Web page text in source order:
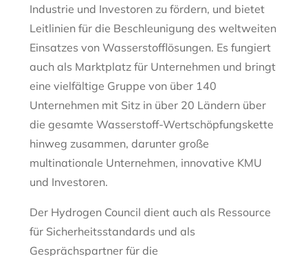
Industrie und Investoren zu fördern, und bietet
Leitlinien für die Beschleunigung des weltweiten
Einsatzes von Wasserstofflösungen. Es fungiert
auch als Marktplatz für Unternehmen und bringt
eine vielfältige Gruppe von über 140
Unternehmen mit Sitz in über 20 Ländern über
die gesamte Wasserstoff-Wertschöpfungskette
hinweg zusammen, darunter große
multinationale Unternehmen, innovative KMU
und Investoren.
Der Hydrogen Council dient auch als Ressource
für Sicherheitsstandards und als
Gesprächspartner für die